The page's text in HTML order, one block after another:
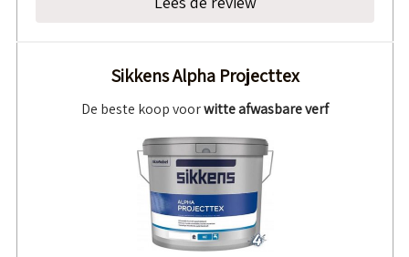
Sikkens Alpha Projecttex
De beste koop voorwitte afwasbare verf